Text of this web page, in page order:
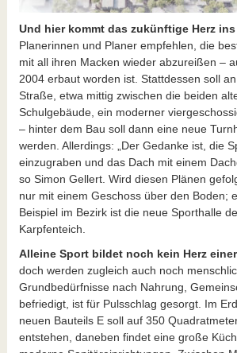
Und hier kommt das zukünftige Herz ins
Planerinnen und Planer empfehlen, die
mit all ihren Macken wieder abzureißen –
2004 erbaut worden ist. Stattdessen soll
Straße, etwa mittig zwischen die beiden
Schulgebäude, ein moderner
– hinter dem Bau soll dann eine neue
werden. Allerdings: „Der Gedanke ist, die
einzugraben und das Dach mit einem
so Simon Gellert. Wird diesen Plänen
nur mit einem Geschoss über den Boden;
Beispiel im Bezirk ist die neue Sporthalle
Karpfenteich.
Alleine Sport bildet noch kein Herz
doch werden zugleich auch noch
Grundbedürfnisse nach Nahrung,
befriedigt, ist für Pulsschlag gesorgt. Im
neuen Bauteils E soll auf 350
entstehen, daneben findet eine große